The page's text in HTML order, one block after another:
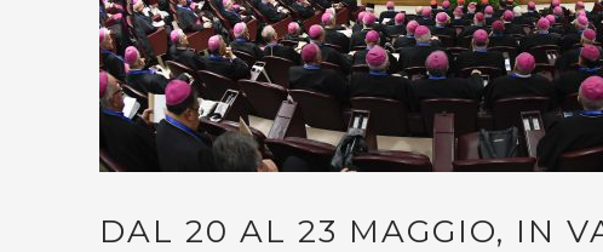
DAL 20 AL 23 MAGGIO, IN